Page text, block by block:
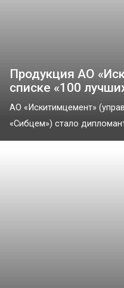
Продукция АО
списке «100
АО «Искитимцемент»
«Сибцем») стало